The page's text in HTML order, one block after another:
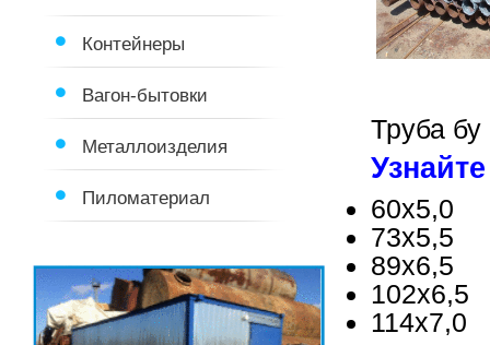
Труба бу
60х5,0
73х5,5
89х6,5
102х6,5
114х7,0
Контейнеры
Вагон-бытовки
Металлоизделия
Пиломатериал